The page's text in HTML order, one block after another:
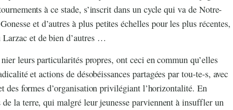
à ce stade, s’inscrit dans un cycle qui va de Notre-
et d’autres à plus petites échelles pour les plus récentes,
et de bien d’autres …
leurs particularités propres, ont ceci en commun qu’elles
et actions de désobéissances partagées par tou-te-s, avec
des formes d’organisation privilégiant l’horizontalité. En
la terre, qui malgré leur jeunesse parviennent à insuffler un